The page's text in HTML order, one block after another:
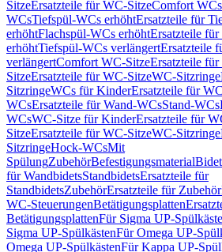
SitzeErsatzteile für WC-SitzeComfort WCs
WCsTiefspül-WCs erhöhtErsatzteile für
erhöhtFlachspül-WCs erhöhtErsatzteile
erhöhtTiefspül-WCs verlängertErsatzteile
verlängertComfort WC-SitzeErsatzteile
SitzeErsatzteile für WC-SitzeWC-Sitzringe
SitzringeWCs für KinderErsatzteile für
WCsErsatzteile für Wand-WCsStand-WCs
WCsWC-Sitze für KinderErsatzteile für
SitzeErsatzteile für WC-SitzeWC-Sitzringe
SitzringeHock-WCsMit
SpülungZubehörBefestigungsmaterial
für WandbidetsStandbidetsErsatzteile für
StandbidetsZubehörErsatzteile für Zubehör
WC-SteuerungenBetätigungsplatten
BetätigungsplattenFür Sigma UP-
Sigma UP-SpülkästenFür Omega UP-
Omega UP-SpülkästenFür Kappa UP-